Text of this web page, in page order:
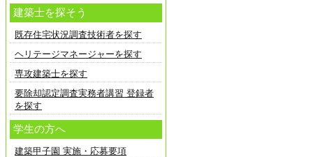
建築士を探そう
既存住宅状況調査技術者を探す
ヘリテージマネージャーを探す
専攻建築士を探す
要除却認定調査実務者講習 登録者
を探す
学生の方へ
建築甲子園 実施・応募要項